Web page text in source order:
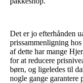
Det er jo efterhånden
prissammenligning
af dette har mange
for at reducere
børn, og ligeledes til
nogle gange garantere